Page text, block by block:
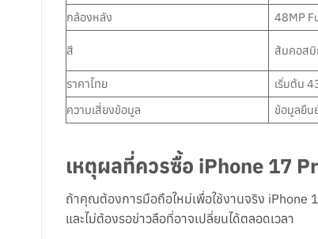
กล้องหลัง
48MP
สี ส้มคอสมิ
ราคาไทย
เริ่มต้น
ความเสี่ยงข้อมูล
ข้อมูลยืน
เหตุผลที่ควรซื้อ iPhone 17
ถ้าคุณต้องการมือถือใหม่เพื่อใช้งานจริง iPhone
และไม่ต้องรอข่าวลือที่อาจเปลี่ยนได้ตลอดเวลา